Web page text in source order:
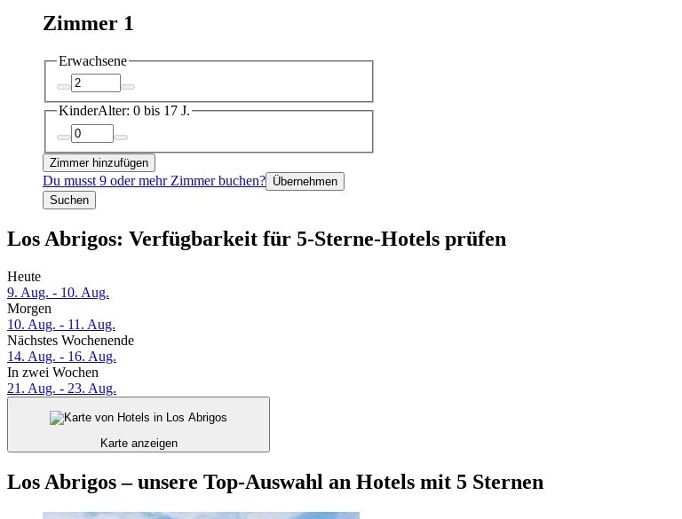
Zimmer 1
Erwachsene
KinderAlter: 0 bis 17 J.
Zimmer hinzufügen
Du musst 9 oder mehr Zimmer buchen? Übernehmen
Suchen
Los Abrigos: Verfügbarkeit für 5-Sterne-Hotels prüfen
Heute
9. Aug. - 10. Aug.
Morgen
10. Aug. - 11. Aug.
Nächstes Wochenende
14. Aug. - 16. Aug.
In zwei Wochen
21. Aug. - 23. Aug.
Karte anzeigen
Los Abrigos – unsere Top-Auswahl an Hotels mit 5 Sternen